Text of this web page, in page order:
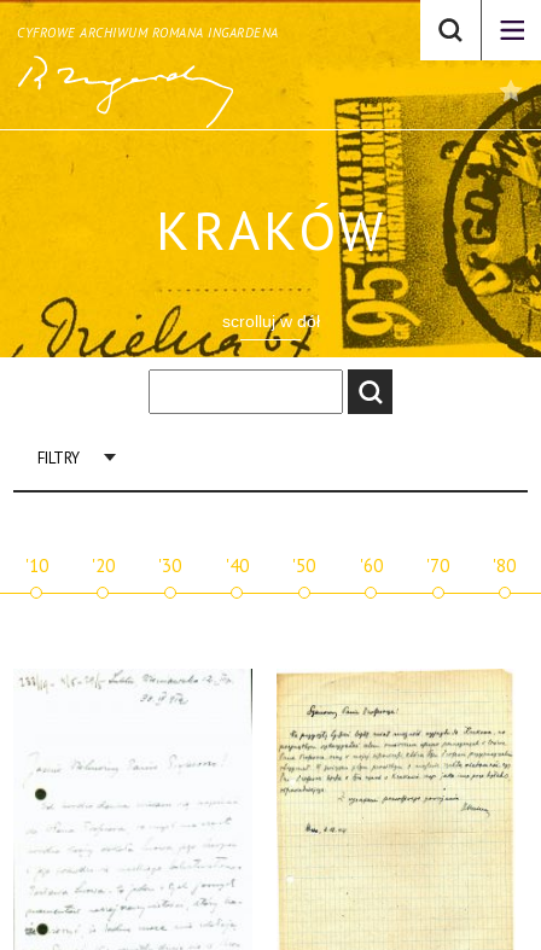
CYFROWE ARCHIWUM ROMANA INGARDENA
KRAKÓW
scrolluj w dół
FILTRY
'10 '20 '30 '40 '50 '60 '70 '80